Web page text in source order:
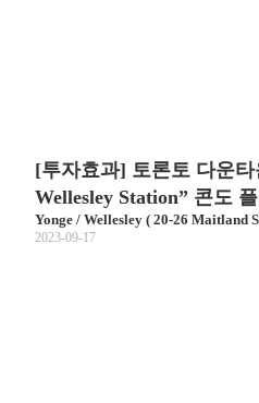
[투자효과] 토론토 다운타
Wellesley Station” 콘도
Yonge / Wellesley ( 20-26 Maitland
2023-09-17